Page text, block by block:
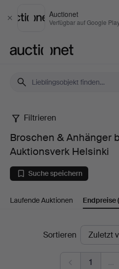
Schließen
Auctionet
Verfügbar auf Google
Broschen
Anhänger
bei
Auktionsverk
Filtrieren
Broschen & Anhänger
Auktionsverk Helsinki
Suche speichern
Laufende Auktionen Endpreise
EndpreiseSortieren
1 …